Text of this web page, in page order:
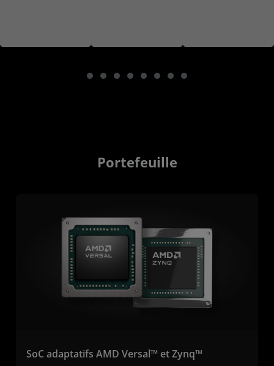
Portefeuille
SoC adaptatifs AMD Versal™ et Zynq™